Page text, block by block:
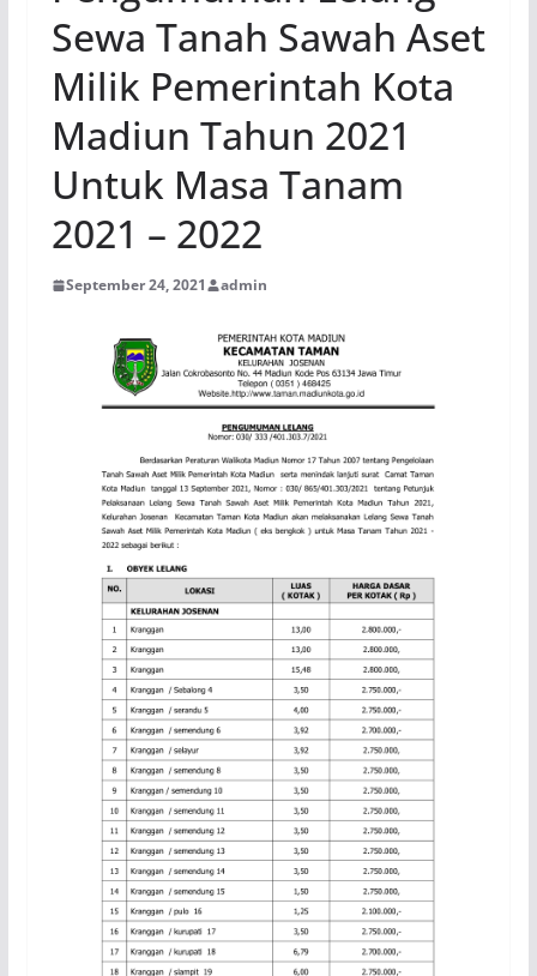
Sewa Tanah Sawah Aset
Milik Pemerintah Kota
Madiun Tahun 2021
Untuk Masa Tanam
2021 – 2022
September 24, 2021 admin